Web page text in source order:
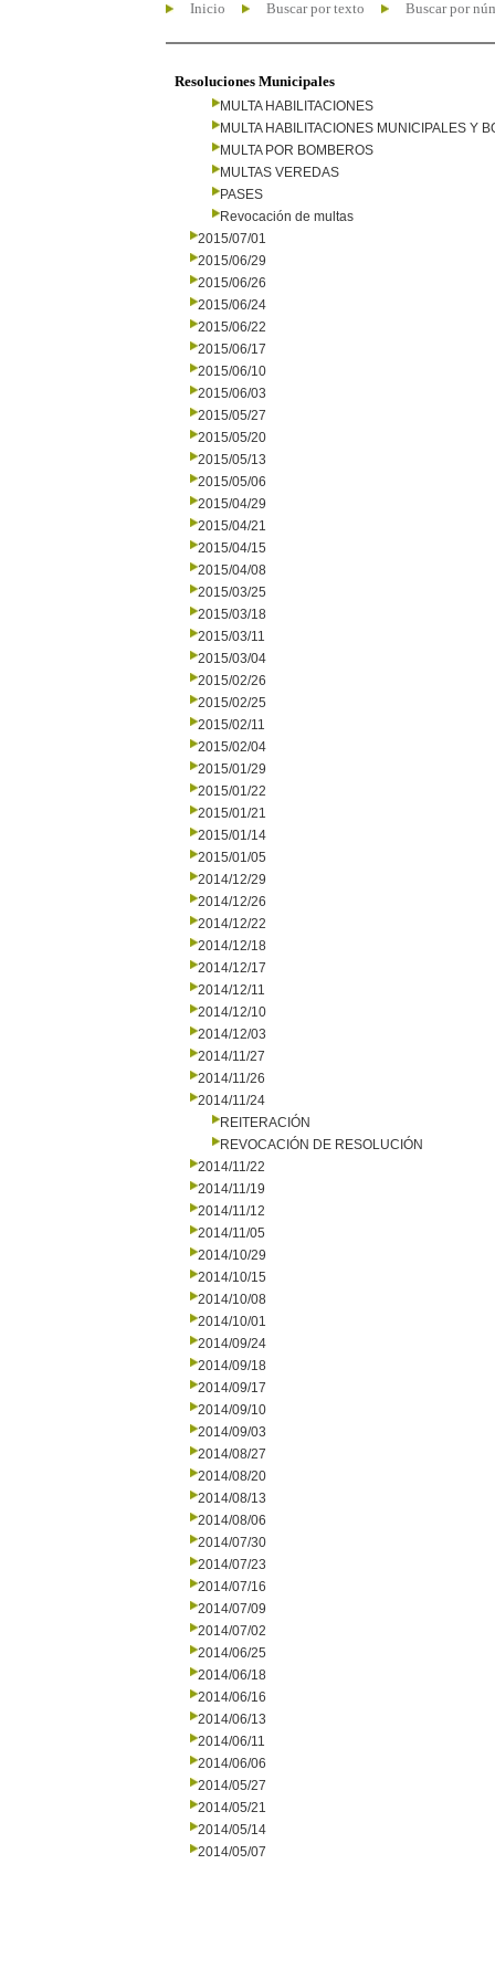
Inicio Buscar por texto Buscar por
Resoluciones Municipales
MULTA HABILITACIONES
MULTA HABILITACIONES MUNICIPALES Y
MULTA POR BOMBEROS
MULTAS VEREDAS
PASES
Revocación de multas
2015/07/01
2015/06/29
2015/06/26
2015/06/24
2015/06/22
2015/06/17
2015/06/10
2015/06/03
2015/05/27
2015/05/20
2015/05/13
2015/05/06
2015/04/29
2015/04/21
2015/04/15
2015/04/08
2015/03/25
2015/03/18
2015/03/11
2015/03/04
2015/02/26
2015/02/25
2015/02/11
2015/02/04
2015/01/29
2015/01/22
2015/01/21
2015/01/14
2015/01/05
2014/12/29
2014/12/26
2014/12/22
2014/12/18
2014/12/17
2014/12/11
2014/12/10
2014/12/03
2014/11/27
2014/11/26
2014/11/24
REITERACIÓN
REVOCACIÓN DE RESOLUCIÓN
2014/11/22
2014/11/19
2014/11/12
2014/11/05
2014/10/29
2014/10/15
2014/10/08
2014/10/01
2014/09/24
2014/09/18
2014/09/17
2014/09/10
2014/09/03
2014/08/27
2014/08/20
2014/08/13
2014/08/06
2014/07/30
2014/07/23
2014/07/16
2014/07/09
2014/07/02
2014/06/25
2014/06/18
2014/06/16
2014/06/13
2014/06/11
2014/06/06
2014/05/27
2014/05/21
2014/05/14
2014/05/07